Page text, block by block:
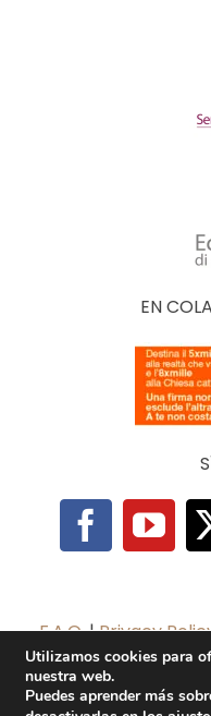
EN
F.A.Q.|Privacy
2025 © The
Utilizamos cookies para
nuestra web.
Puedes aprender más